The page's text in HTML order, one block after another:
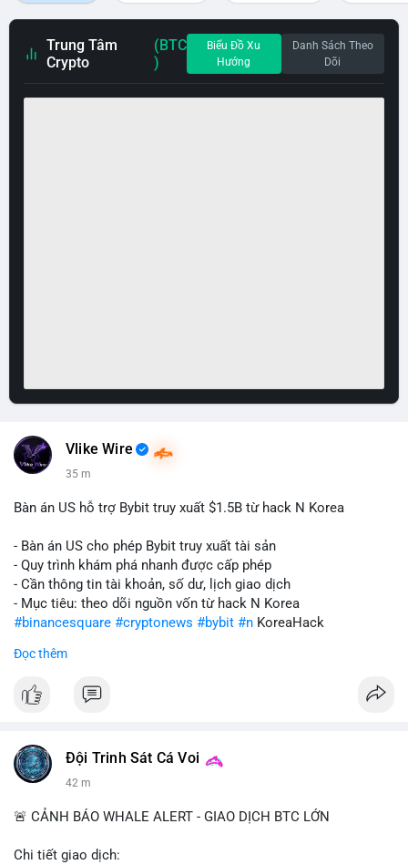
Trung Tâm
Crypto
(BTC
)
Biểu Đồ Xu
Hướng
Danh Sách Theo
Dõi
Vlike Wire
35 m
Bàn án US hỗ trợ Bybit truy xuất $1.5B từ hack N Korea
- Bàn án US cho phép Bybit truy xuất tài sản
- Quy trình khám phá nhanh được cấp phép
- Cần thông tin tài khoản, số dư, lịch giao dịch
- Mục tiêu: theo dõi nguồn vốn từ hack N Korea
#binancesquare #cryptonews #bybit #n KoreaHack
$btc $eth
#vlikevn #titanbot
Đọc thêm
Đội Trinh Sát Cá Voi
42 m
🚨 CẢNH BÁO WHALE ALERT - GIAO DỊCH BTC LỚN
Chi tiết giao dịch: